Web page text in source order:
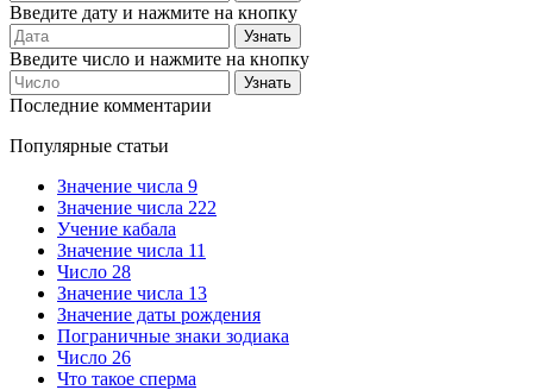
Введите дату и нажмите на кнопку
Введите число и нажмите на кнопку
Последние комментарии
Популярные статьи
Значение числа 9
Значение числа 222
Учение кабала
Значение числа 11
Число 28
Значение числа 13
Значение даты рождения
Пограничные знаки зодиака
Число 26
Что такое сперма